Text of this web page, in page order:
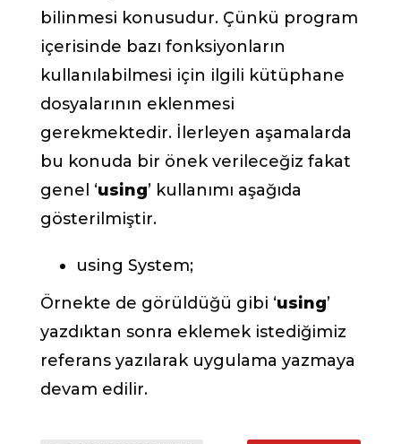
bilinmesi konusudur. Çünkü program
içerisinde bazı fonksiyonların
kullanılabilmesi için ilgili kütüphane
dosyalarının eklenmesi
gerekmektedir. İlerleyen aşamalarda
bu konuda bir önek verileceğiz fakat
genel ‘using’ kullanımı aşağıda
gösterilmiştir.
using System;
Örnekte de görüldüğü gibi ‘using’
yazdıktan sonra eklemek istediğimiz
referans yazılarak uygulama yazmaya
devam edilir.